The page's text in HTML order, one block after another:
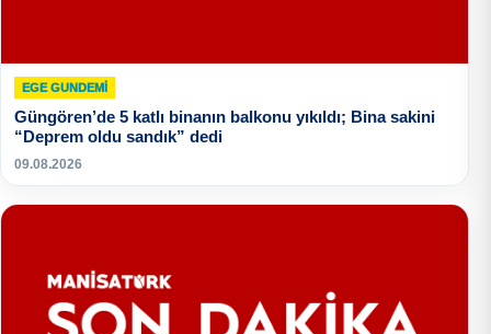
EGE GUNDEMİ
Güngören’de 5 katlı binanın balkonu yıkıldı; Bina sakini
“Deprem oldu sandık” dedi
09.08.2026